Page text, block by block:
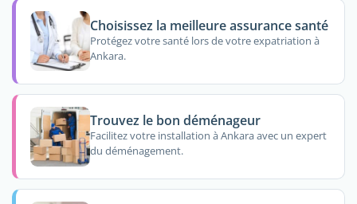
Choisissez la meilleure assurance santé
Protégez votre santé lors de votre expatriation à
Ankara.
Trouvez le bon déménageur
Facilitez votre installation à Ankara avec un expert
du déménagement.